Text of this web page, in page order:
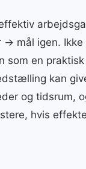
mål igen. Ikke
som en
kan
og tidsrum,
hvis